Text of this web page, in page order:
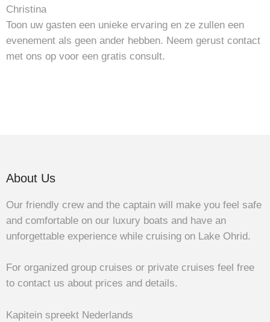
Christina
Toon uw gasten een unieke ervaring en ze zullen een
evenement als geen ander hebben. Neem gerust contact
met ons op voor een gratis consult.
About Us
Our friendly crew and the captain will make you feel safe
and comfortable on our luxury boats and have an
unforgettable experience while cruising on Lake Ohrid.
For organized group cruises or private cruises feel free
to contact us about prices and details.
Kapitein spreekt Nederlands